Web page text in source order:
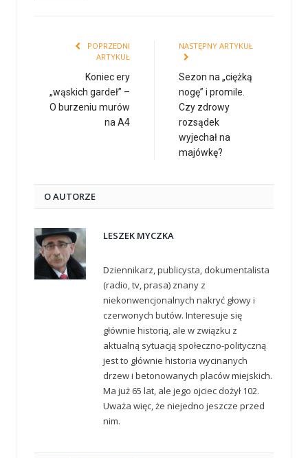
POPRZEDNI
ARTYKUŁ
Koniec ery
„wąskich gardeł” –
O burzeniu murów
na A4
NASTĘPNY ARTYKUŁ
Sezon na „ciężką
nogę” i promile.
Czy zdrowy
rozsądek
wyjechał na
majówkę?
O AUTORZE
LESZEK MYCZKA
Dziennikarz, publicysta, dokumentalista
(radio, tv, prasa) znany z
niekonwencjonalnych nakryć głowy i
czerwonych butów. Interesuje się
głównie historią, ale w związku z
aktualną sytuacją społeczno-polityczną
jest to głównie historia wycinanych
drzew i betonowanych placów miejskich.
Ma już 65 lat, ale jego ojciec dożył 102.
Uważa więc, że niejedno jeszcze przed
nim.